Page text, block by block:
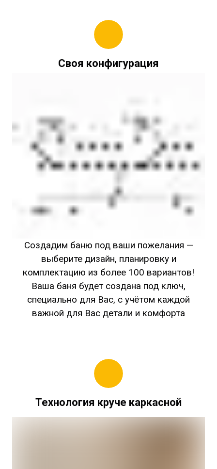
Своя конфигурация
Создадим баню под ваши пожелания —
выберите дизайн, планировку и
комплектацию из более 100 вариантов!
Ваша баня будет создана под ключ,
специально для Вас, с учётом каждой
важной для Вас детали и комфорта
Технология круче каркасной